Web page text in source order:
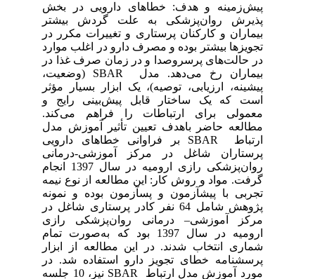
پیش‌زمینه و هدف: خطاهای دارویی در بخش
پذیرش روان‌پزشکی به علت گردش بیشتر
بیماران و کارکنان پرستاری و تغییرات مکرر در
تجویزها بیشتر بوده و مصرف دارو در اغلب موارد
در حالت‌های پرسروصدا و در زمان صرف غذا در
بیماران رخ می‌دهد. مدل SBAR (وضعیت،
پیشینه، ارزیابی، توصیه)، یک ابزار بسیار مؤثر
است که یک ساختار قابل پیش‌بینی رایج و
معمولی برای ارتباطات را فراهم می‌کند.
مطالعه­ حاضر باهدف تعیین تأثیر آموزش مدل
ارتباط SBAR بر فراوانی خطاهای دارویی
پرستاران شاغل در مرکز آموزشی-درمانی
روان‌پزشکی رازی ارومیه در سال 1397 انجام
گرفت. مواد و روش کار: این مطالعه از نوع نیمه
تجربی با پیش­آزمون و پس­آزمون بوده و نمونه
پژوهش شامل 64 نفر کادر پرستاری شاغل در
مرکز آموزشی– درمانی روان‌پزشکی رازی
ارومیه در سال 1397 بود که به‌صورت تمام
شماری انتخاب شدند. در این مطالعه از ابزار
پرسشنامه خطای تجویز دارو استفاده شد. در
مورد آموزش مدل ارتباط SBAR نیز، 10 جلسه